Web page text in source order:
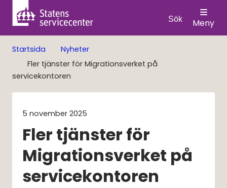
Sök Meny
Startsida
Nyheter
Fler tjänster för Migrationsverket på
servicekontoren
5 november 2025
Fler tjänster för
Migrationsverket på
servicekontoren